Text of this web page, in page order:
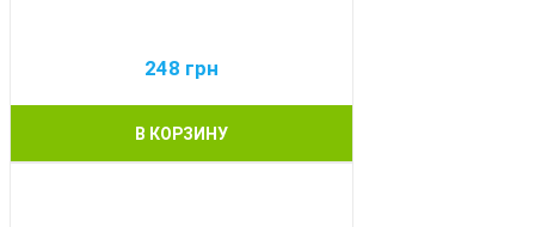
248 грн
В КОРЗИНУ